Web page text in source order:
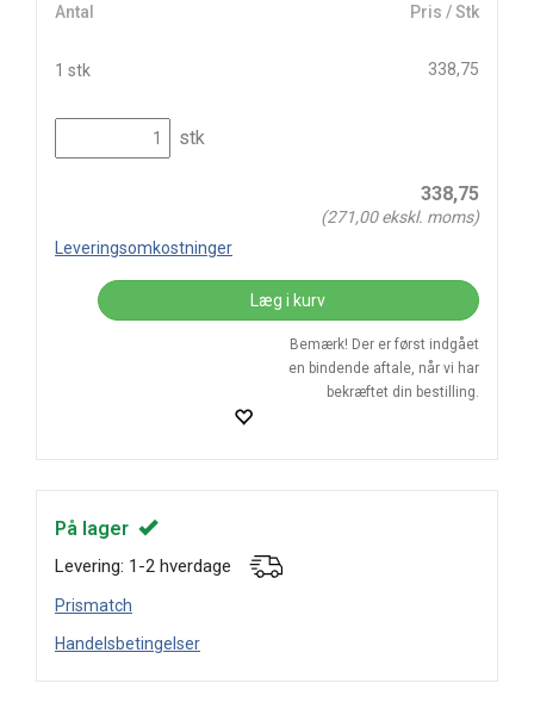
Antal Pris / Stk
1 stk 338,75
stk
338,75
(271,00ekskl. moms)
Leveringsomkostninger
Læg i kurv
Bemærk! Der er først indgået
en bindende aftale, når vi har
bekræftet din bestilling.
På lager
Levering: 1-2 hverdage
Prismatch
Handelsbetingelser